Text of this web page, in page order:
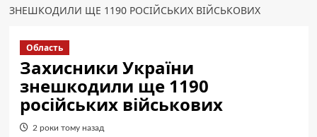
ЗНЕШКОДИЛИ ЩЕ 1190 РОСІЙСЬКИХ ВІЙСЬКОВИХ
Область
Захисники України
знешкодили ще 1190
російських військових
2 роки тому назад